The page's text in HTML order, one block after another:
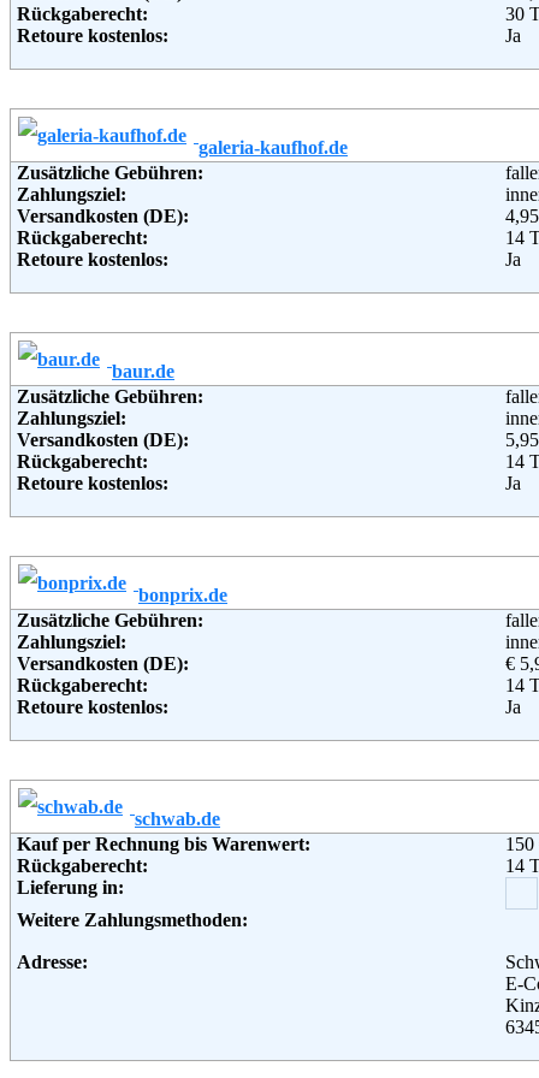
Rückgaberecht:
30
Retoure kostenlos:
Ja
Weitere Zahlungsmethoden:
Telefon:
+49
Fax:
+49
Email:
galeria-kaufhof.de
Zusätzliche Gebühren:
Zahlungsziel:
Versandkosten (DE):
Rückgaberecht:
14
Retoure kostenlos:
Ja
Weitere Zahlungsmethoden:
Telefon:
Fax:
+49
Email:
baur.de
Zusätzliche Gebühren:
Zahlungsziel:
Versandkosten (DE):
Rückgaberecht:
14
Retoure kostenlos:
Ja
Weitere Zahlungsmethoden:
Telefon:
+49
Fax:
+49
Email:
bonprix.de
Zusätzliche Gebühren:
Zahlungsziel:
Versandkosten (DE):
€
Rückgaberecht:
14
Retoure kostenlos:
Ja
Weitere Zahlungsmethoden:
Telefon:
Fax:
+49
Email:
Soziale Kanäle:
schwab.de
Kauf per Rechnung bis Warenwert:
150
Rückgaberecht:
14
Lieferung in:
Weitere Zahlungsmethoden:
Adresse:
E-